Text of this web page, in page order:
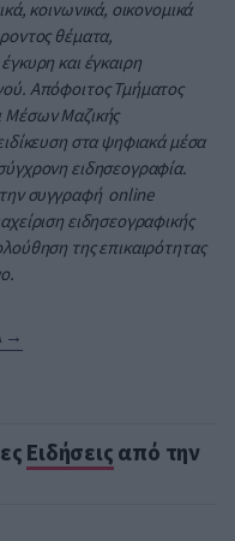
κοινωνικά, οικονομικά
θέματα,
και έγκαιρη
Απόφοιτος Τμήματος
Μέσων Μαζικής
στα ψηφιακά μέσα
ειδησεογραφία.
συγγραφή online
ειδησεογραφικής
της επικαιρότητας
→
Ειδήσεις από την